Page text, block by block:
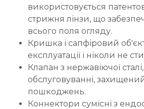
використовується
стрижня лінзи, що
всього поля огляду.
Кришка і сапфіровий
експлуатації і ніколи не
Клапан з нержавіючої
обслуговуванні,
пошкоджень.
Коннектори сумісні з